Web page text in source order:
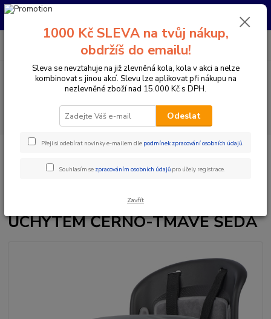
Pro nachystání kola / doplňků na prodejně si prosím zavolejte dopředu.
Menu
CZK
PO-PÁ 10:00-17:00 | SO: 9:00-12:00
Doplňky a helmy Dětské sedačky
SEDAČKA POLISPORT
JUNIOR PŘEDNÍ S PŘEDNÍM
ÚCHYTEM ČERNO-TMAVĚ ŠEDÁ
1000 Kč SLEVA na tvůj nákup,
obdržíš do emailu!
Sleva se nevztahuje na již zlevněná kola, kola v akci a nelze
kombinovat s jinou akcí. Slevu lze aplikovat při nákupu na
nezlevněné zboží nad 15.000 Kč s DPH.
Odeslat
Přeji si odebírat novinky e-mailem dle podmínek zpracování osobních údajů.
Souhlasím se zpracováním osobních údajů pro účely registrace.
Zavřít